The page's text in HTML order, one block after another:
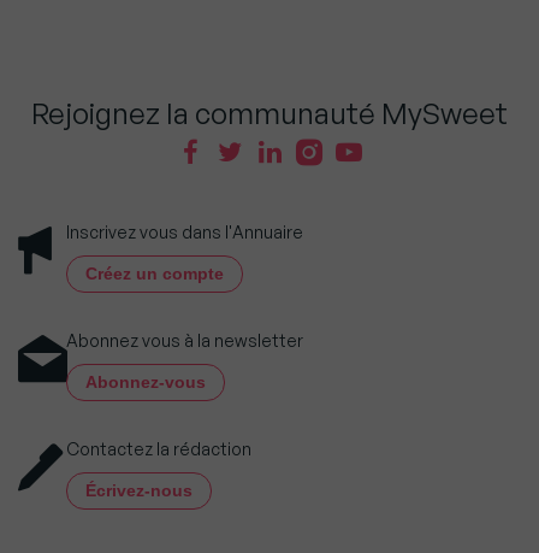
Rejoignez la communauté MySweet
Inscrivez vous dans l'Annuaire
Créez un compte
Abonnez vous à la newsletter
Abonnez-vous
Contactez la rédaction
Écrivez-nous